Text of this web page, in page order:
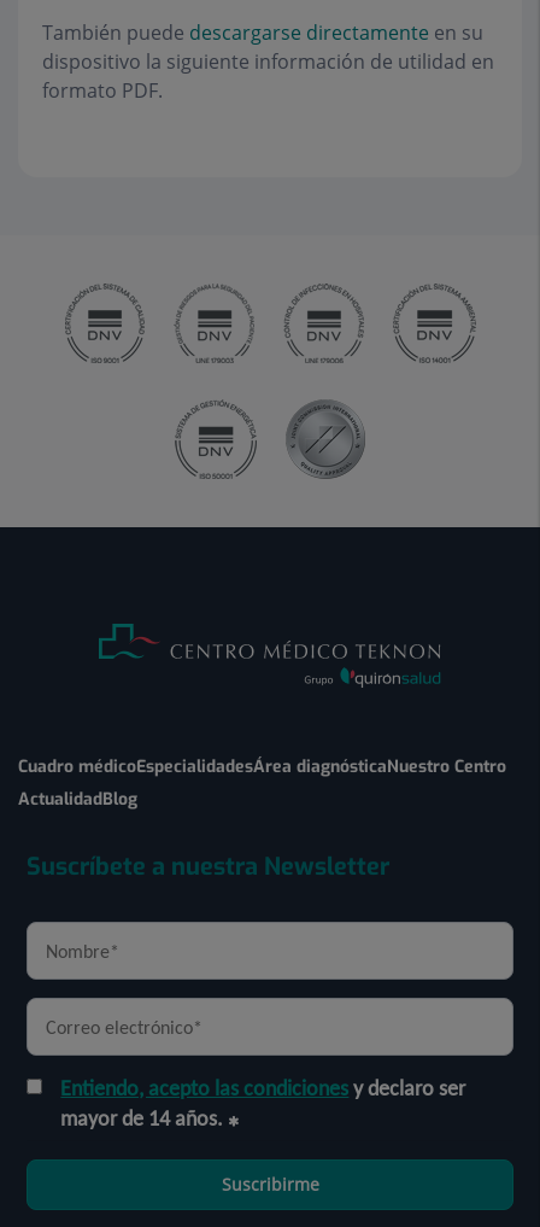
También puede descargarse directamente en su
dispositivo la siguiente información de utilidad en
formato PDF.
Cuadro médicoEspecialidadesÁrea diagnósticaNuestro Centro
ActualidadBlog
Suscríbete a nuestra Newsletter
Entiendo, acepto las condicionesy declaro ser
mayor de 14 años.
Suscribirme